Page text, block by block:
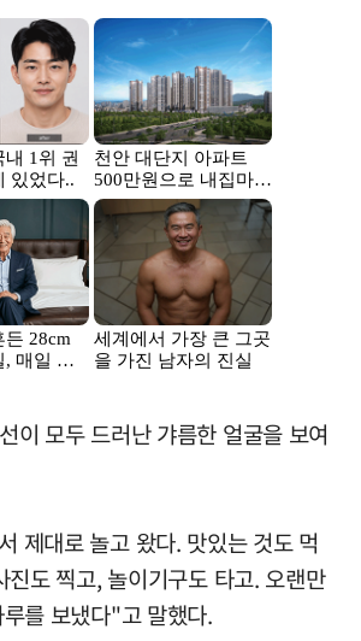
이 모두 드러난 갸름한 얼굴을 보여
제대로 놀고 왔다. 맛있는 것도 먹
진도 찍고, 놀이기구도 타고. 오랜만
를 보냈다"고 말했다.